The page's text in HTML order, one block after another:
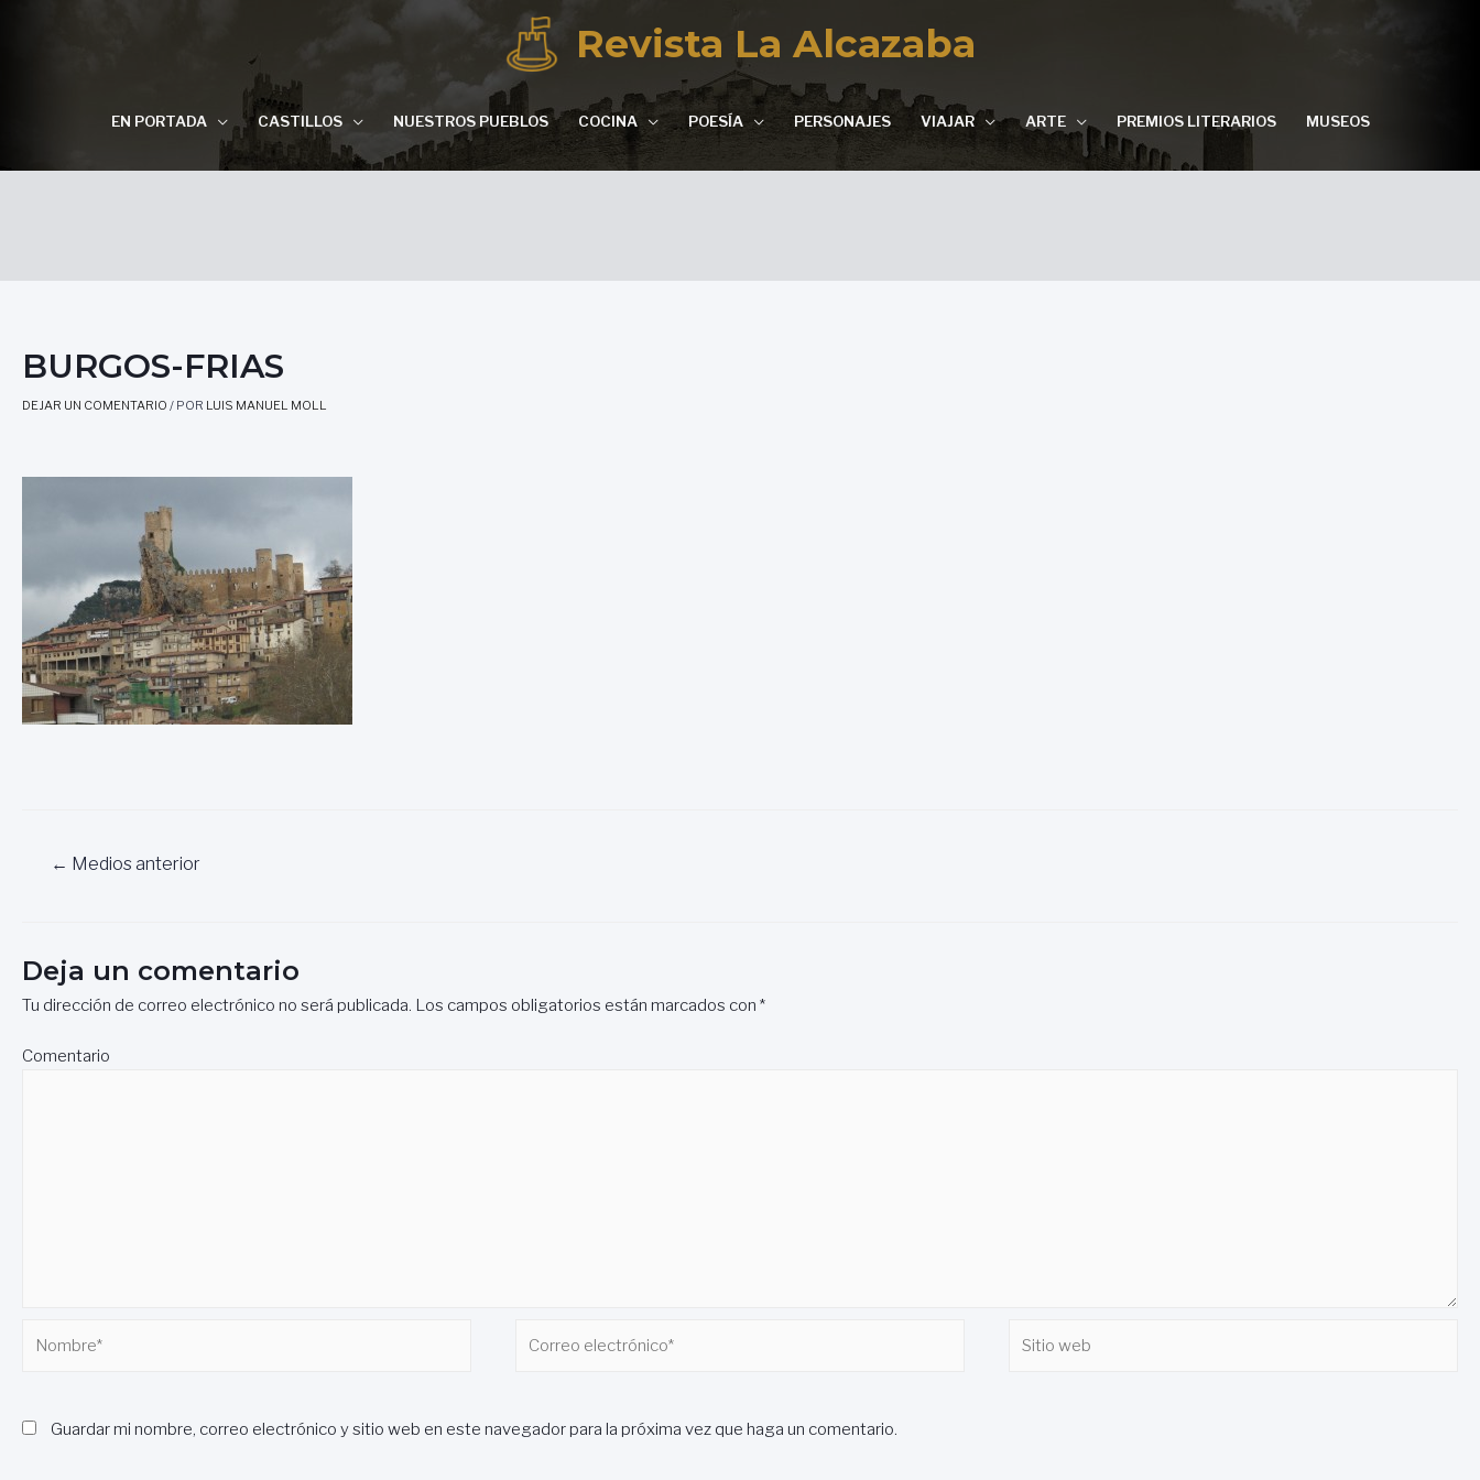
Revista La Alcazaba
EN PORTADA CASTILLOS NUESTROS PUEBLOS COCINA POESÍA PERSONAJES VIAJAR ARTE PREMIOS LITERARIOS MUSEOS
BURGOS-FRIAS
DEJAR UN COMENTARIO / POR LUIS MANUEL MOLL
Navegación
entradas
← Medios anterior
Deja un comentario
Tu dirección de correo electrónico no será publicada. Los campos obligatorios están marcados con *
Comentario
Guardar mi nombre, correo electrónico y sitio web en este navegador para la próxima vez que haga un comentario.